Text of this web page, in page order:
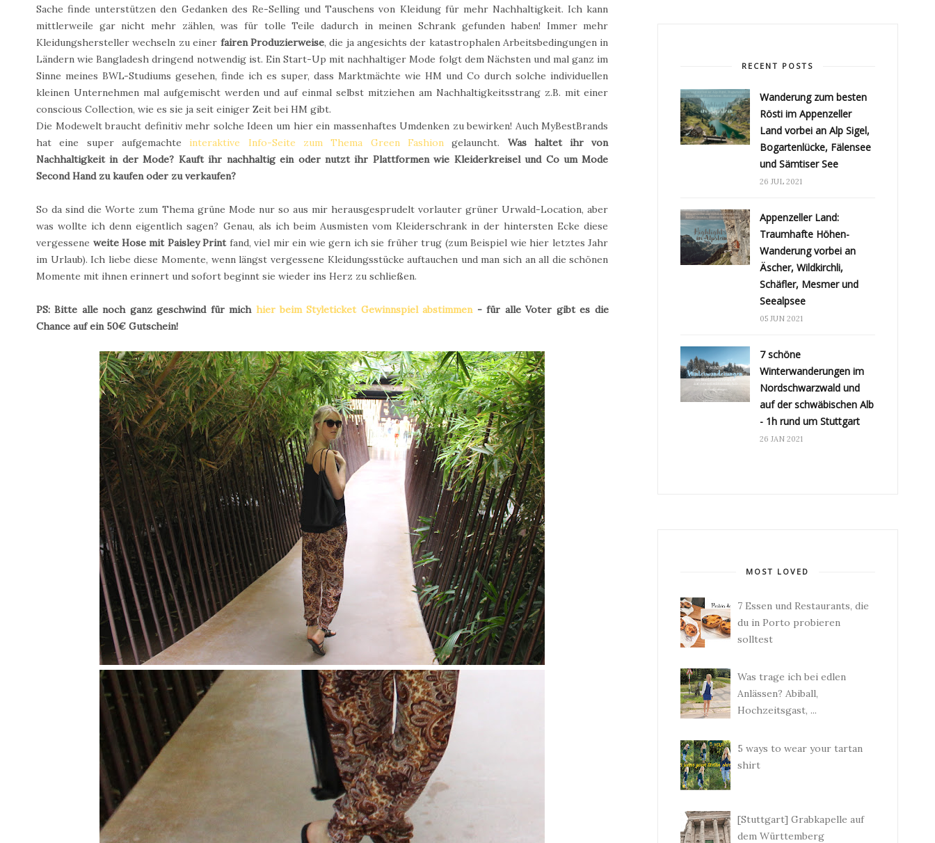
Sache finde unterstützen den Gedanken des Re-Selling und Tauschens von Kleidung für mehr Nachhaltigkeit. Ich kann
mittlerweile gar nicht mehr zählen, was für tolle Teile dadurch in meinen Schrank gefunden haben! Immer mehr
Kleidungshersteller wechseln zu einer fairen Produzierweise, die ja angesichts der katastrophalen Arbeitsbedingungen in
Ländern wie Bangladesh dringend notwendig ist. Ein Start-Up mit nachhaltiger Mode folgt dem Nächsten und mal ganz im
Sinne meines BWL-Studiums gesehen, finde ich es super, dass Marktmächte wie HM und Co durch solche individuellen
kleinen Unternehmen mal aufgemischt werden und auf einmal selbst mitziehen am Nachhaltigkeitsstrang z.B. mit einer
conscious Collection, wie es sie ja seit einiger Zeit bei HM gibt.
Die Modewelt braucht definitiv mehr solche Ideen um hier ein massenhaftes Umdenken zu bewirken! Auch MyBestBrands
hat eine super aufgemachte interaktive Info-Seite zum Thema Green Fashiongelauncht. Was haltet ihr von
Nachhaltigkeit in der Mode? Kauft ihr nachhaltig ein oder nutzt ihr Plattformen wie Kleiderkreisel und Co um Mode
Second Hand zu kaufen oder zu verkaufen?
So da sind die Worte zum Thema grüne Mode nur so aus mir herausgesprudelt vorlauter grüner Urwald-Location, aber
was wollte ich denn eigentlich sagen? Genau, als ich beim Ausmisten vom Kleiderschrank in der hintersten Ecke diese
vergessene weite Hose mit Paisley Printfand, viel mir ein wie gern ich sie früher trug (zum Beispiel wie hier letztes Jahr
im Urlaub). Ich liebe diese Momente, wenn längst vergessene Kleidungsstücke auftauchen und man sich an all die schönen
Momente mit ihnen erinnert und sofort beginnt sie wieder ins Herz zu schließen.
PS: Bitte alle noch ganz geschwind für mich hier beim Styleticket Gewinnspiel abstimmen- für alle Voter gibt es die
Chance auf ein 50€ Gutschein!
RECENT POSTS
Wanderung zum besten
Rösti im Appenzeller
Land vorbei an Alp Sigel,
Bogartenlücke, Fälensee
und Sämtiser See
26 JUL 2021
Appenzeller Land:
Traumhafte Höhen-
Wanderung vorbei an
Äscher, Wildkirchli,
Schäfler, Mesmer und
Seealpsee
05 JUN 2021
7 schöne
Winterwanderungen im
Nordschwarzwald und
auf der schwäbischen Alb
- 1h rund um Stuttgart
26 JAN 2021
MOST LOVED
7 Essen und Restaurants, die
du in Porto probieren
solltest
Was trage ich bei edlen
Anlässen? Abiball,
Hochzeitsgast, ...
5 ways to wear your tartan
shirt
[Stuttgart] Grabkapelle auf
dem Württemberg